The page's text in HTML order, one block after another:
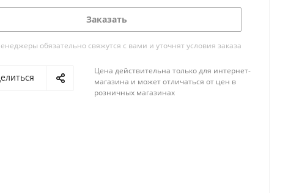
Заказать
обязательно свяжутся с вами и уточнят условия заказа
Цена действительна только для интернет-
магазина и может отличаться от цен в
розничных магазинах